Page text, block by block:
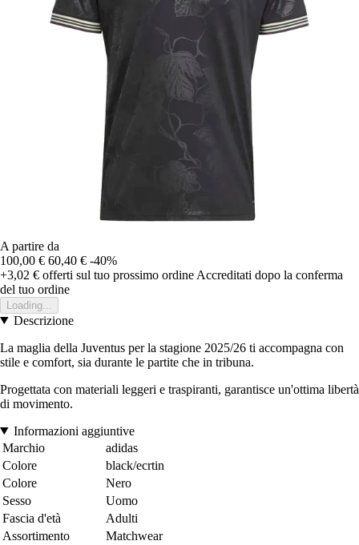
A partire da
100,00 € 60,40 € -40%
+3,02 € offerti sul tuo prossimo ordine Accreditati dopo la conferma
del tuo ordine
Loading...
Descrizione
La maglia della Juventus per la stagione 2025/26 ti accompagna con
stile e comfort, sia durante le partite che in tribuna.
Progettata con materiali leggeri e traspiranti, garantisce un'ottima libertà
di movimento.
Informazioni aggiuntive
Marchio
adidas
Colore
black/ecrtin
Colore
Nero
Sesso
Uomo
Fascia d'età
Adulti
Assortimento
Matchwear